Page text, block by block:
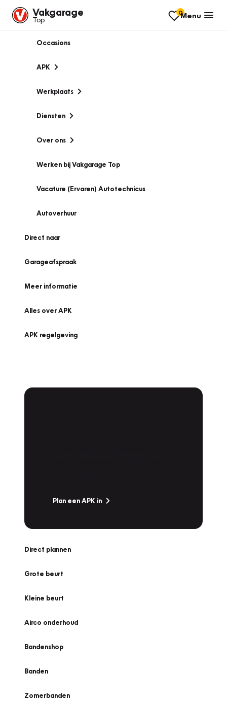
Vakgarage
Top
0Menu
Occasions
APK
Werkplaats
Diensten
Over ons
Werken bij Vakgarage Top
Vacature (Ervaren) Autotechnicus
Autoverhuur
Direct naar
Garageafspraak
Meer informatie
Alles over APK
APK regelgeving
Plan een APK in
Direct plannen
Grote beurt
Kleine beurt
Airco onderhoud
Bandenshop
Banden
Zomerbanden